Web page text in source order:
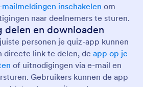
inschakelen om
naar deelnemers te sturen.
delen en downloaden
personen je quiz-app kunnen
directe link te delen, de app op je
of uitnodigingen via e-mail en
Gebruikers kunnen de app